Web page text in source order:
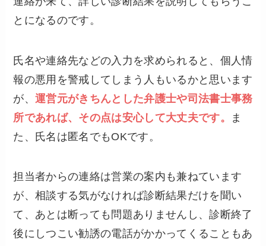
とになるのです。
氏名や連絡先などの入力を求められると、個人情
報の悪用を警戒してしまう人もいるかと思います
が、運営元がきちんとした弁護士や司法書士事務
所であれば、その点は安心して大丈夫です。
ま
た、氏名は匿名でもOKです。
担当者からの連絡は営業の案内も兼ねています
が、相談する気がなければ診断結果だけを聞い
て、あとは断っても問題ありませんし、診断終了
後にしつこい勧誘の電話がかかってくることもあ